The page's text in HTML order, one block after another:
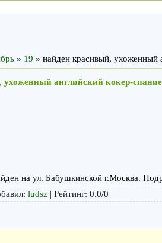
» 19 » найден красивый, ухоженный
ухоженный английский кокер-
на ул. Бабушкинской г.Москва.
: ludsz | Рейтинг: 0.0/0